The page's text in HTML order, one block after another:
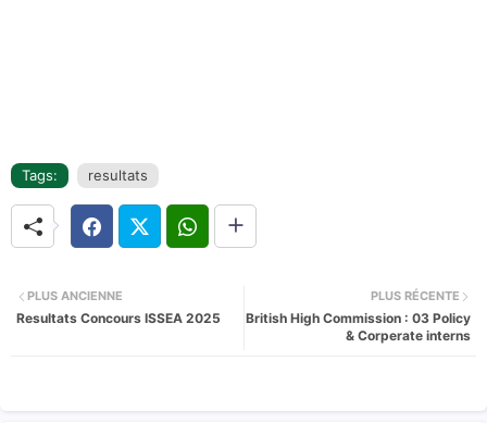
Tags: resultats
PLUS RÉCENTE
British High Commission : 03 Policy
& Corperate interns
PLUS ANCIENNE
Resultats Concours ISSEA 2025